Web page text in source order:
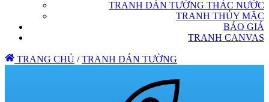
TRANH DÁN TƯỜNG THÁC NƯỚC
TRANH THỦY MẶC
BÁO GIÁ
TRANH CANVAS
TRANG CHỦ / TRANH DÁN TƯỜNG